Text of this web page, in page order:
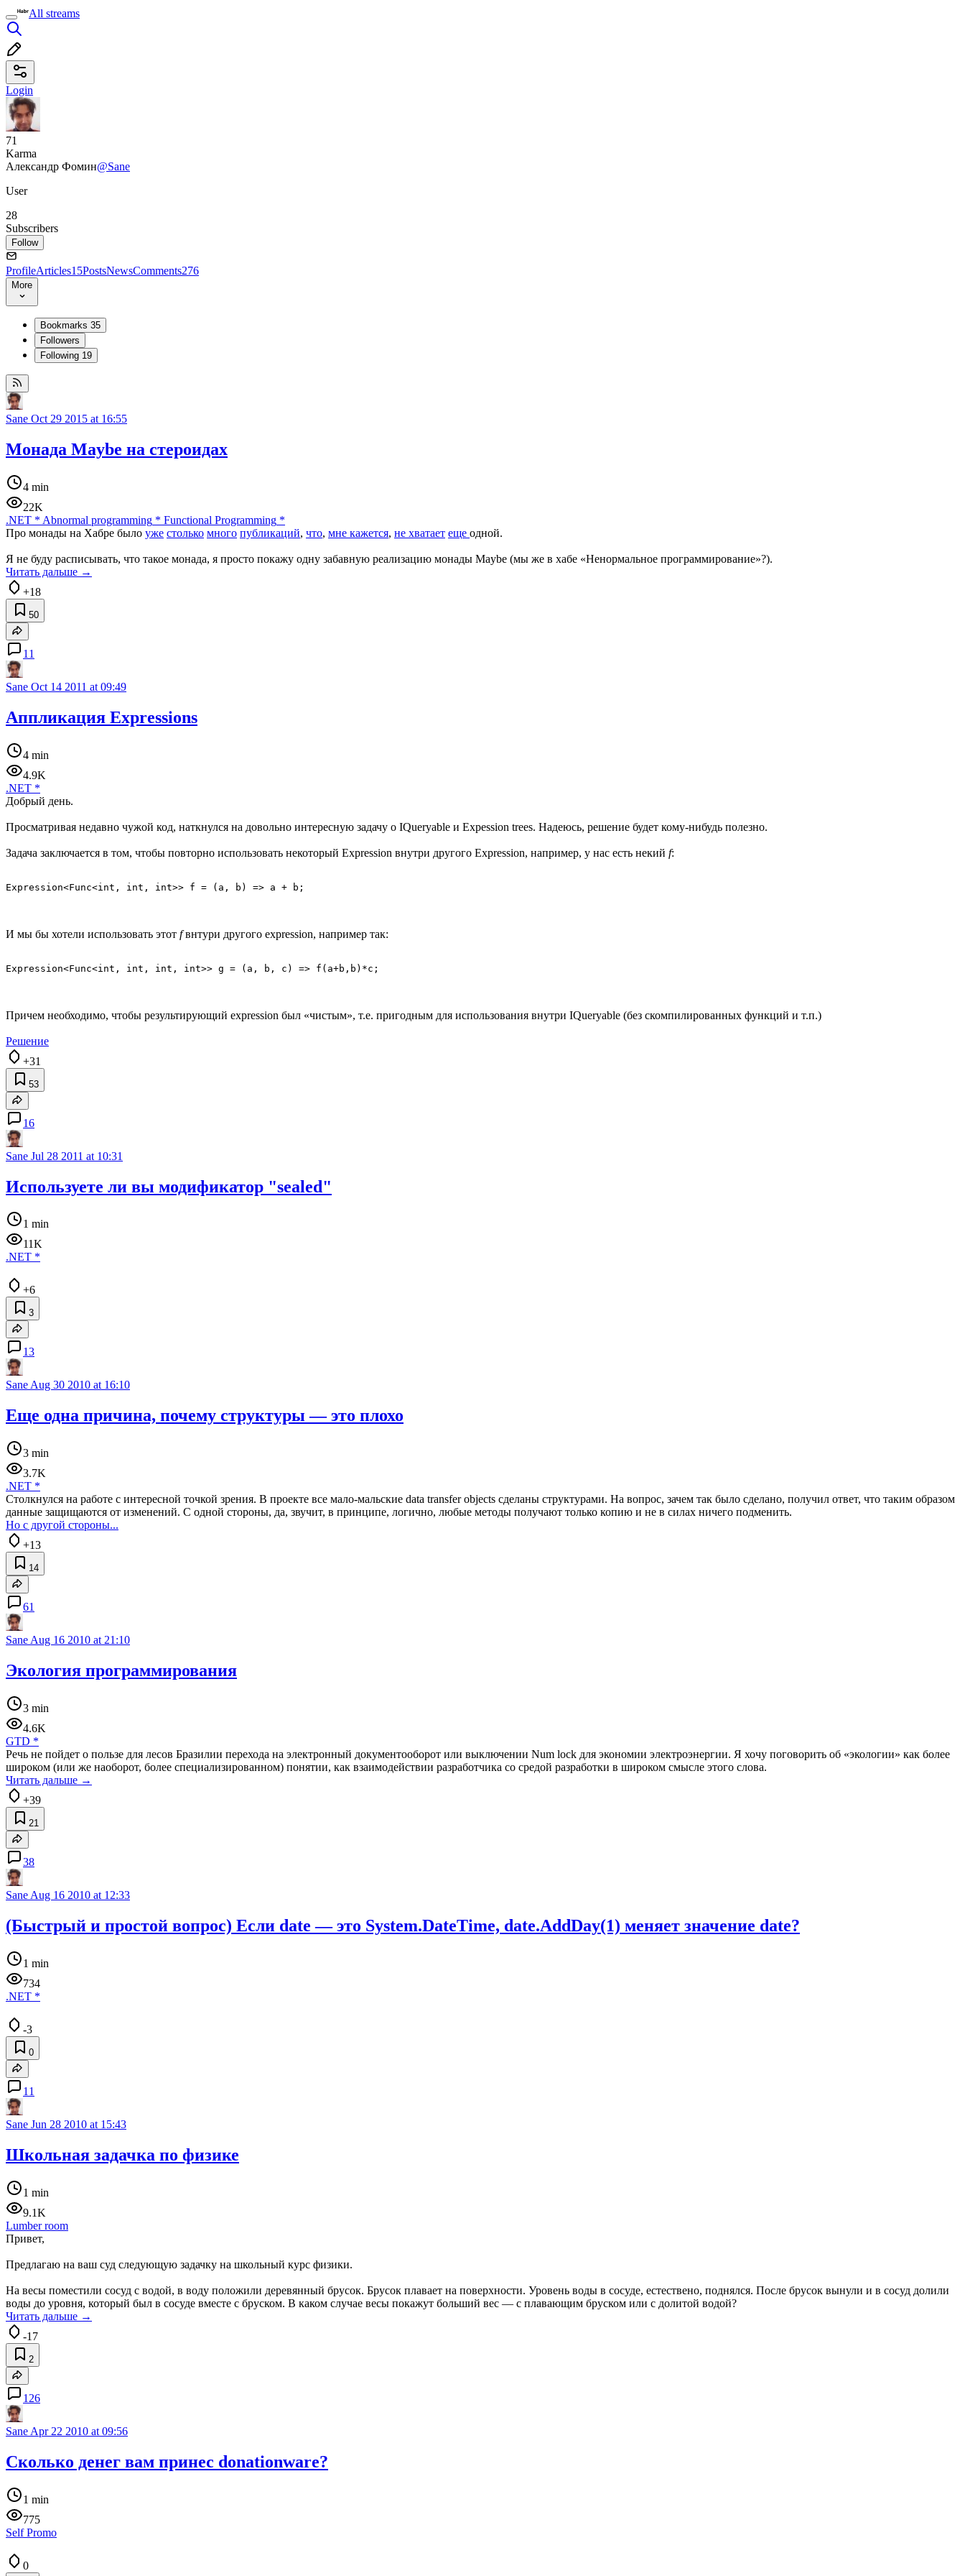
All streams
Login
71
Karma
Александр Фомин@Sane
User
28
Subscribers
Follow
ProfileArticles15PostsNewsComments276
More
Bookmarks 35
Followers
Following 19
Sane Oct 29 2015 at 16:55
Монада Maybe на стероидах
4 min
22K
.NET * Abnormal programming * Functional Programming *
Про монады на Хабре было уже столько много публикаций, что, мне кажется, не хватает еще одной.
Я не буду расписывать, что такое монада, я просто покажу одну забавную реализацию монады Maybe (мы же в хабе «Ненормальное программирование»?).
Читать дальше →
+18
50
11
Sane Oct 14 2011 at 09:49
Аппликация Expressions
4 min
4.9K
.NET *
Добрый день.
Просматривая недавно чужой код, наткнулся на довольно интересную задачу о IQueryable и Expession trees. Надеюсь, решение будет кому-нибудь полезно.
Задача заключается в том, чтобы повторно использовать некоторый Expression внутри другого Expression, например, у нас есть некий f:
И мы бы хотели использовать этот fвнтури другого expression, например так:
Причем необходимо, чтобы результирующий expression был «чистым», т.е. пригодным для использования внутри IQueryable (без скомпилированных функций и т.п.)
Решение
+31
53
16
Sane Jul 28 2011 at 10:31
Используете ли вы модификатор "sealed"
1 min
11K
.NET *
+6
3
13
SaneAug 30 2010 at 16:10
Еще одна причина, почему структуры — это плохо
3 min
3.7K
.NET *
Столкнулся на работе с интересной точкой зрения. В проекте все мало-мальские data transfer objects сделаны структурами. На вопрос, зачем так было сделано, получил ответ, что таким образом
данные защищаются от изменений. С одной стороны, да, звучит, в принципе, логично, любые методы получают только копию и не в силах ничего подменить.
Но с другой стороны...
+13
14
61
Sane Aug 16 2010 at 21:10
Экология программирования
3 min
4.6K
GTD *
Речь не пойдет о пользе для лесов Бразилии перехода на электронный документооборот или выключении Num lock для экономии электроэнергии. Я хочу поговорить об «экологии» как более
широком (или же наоборот, более специализированном) понятии, как взаимодействии разработчика со средой разработки в широком смысле этого слова.
Читать дальше →
+39
21
38
Sane Aug 16 2010 at 12:33
(Быстрый и простой вопрос) Если date — это System.DateTime, date.AddDay(1) меняет значение date?
1 min
734
.NET *
-3
0
11
Sane Jun 28 2010 at 15:43
Школьная задачка по физике
1 min
9.1K
Lumber room
Привет,
Предлагаю на ваш суд следующую задачку на школьный курс физики.
На весы поместили сосуд с водой, в воду положили деревянный брусок. Брусок плавает на поверхности. Уровень воды в сосуде, естествено, поднялся. После брусок вынули и в сосуд долили
воды до уровня, который был в сосуде вместе с бруском. В каком случае весы покажут больший вес — с плавающим бруском или с долитой водой?
Читать дальше →
-17
2
126
Sane Apr 22 2010 at 09:56
Сколько денег вам принес donationware?
1 min
775
Self Promo
0